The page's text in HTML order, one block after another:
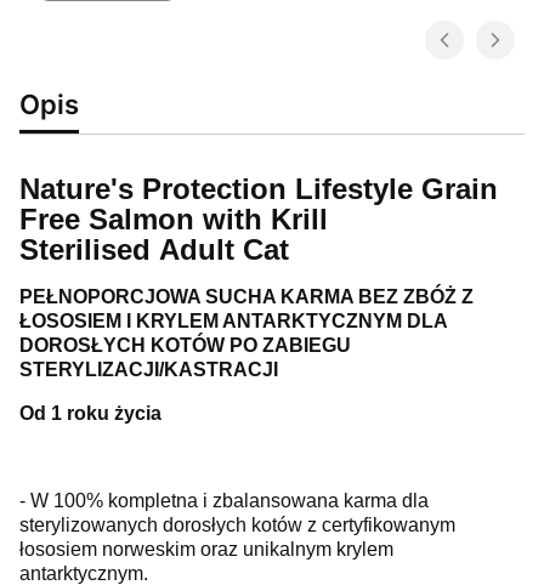
Opis
Nature's Protection Lifestyle Grain
Free Salmon with Krill
Sterilised Adult Cat
PEŁNOPORCJOWA SUCHA KARMA BEZ ZBÓŻ Z
ŁOSOSIEM I KRYLEM ANTARKTYCZNYM DLA
DOROSŁYCH KOTÓW PO ZABIEGU
STERYLIZACJI/KASTRACJI
Od 1 roku życia
- W 100% kompletna i zbalansowana karma dla
sterylizowanych dorosłych kotów z certyfikowanym
łososiem norweskim oraz unikalnym krylem
antarktycznym.